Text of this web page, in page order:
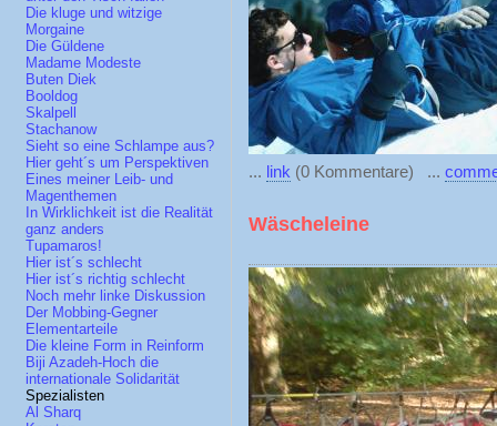
Die kluge und witzige
Morgaine
Die Güldene
Madame Modeste
Buten Diek
Booldog
Skalpell
Stachanow
Sieht so eine Schlampe aus?
Hier geht´s um Perspektiven
Eines meiner Leib- und
Magenthemen
In Wirklichkeit ist die Realität
ganz anders
Tupamaros!
Hier ist´s schlecht
Hier ist´s richtig schlecht
Noch mehr linke Diskussion
Der Mobbing-Gegner
Elementarteile
Die kleine Form in Reinform
Biji Azadeh-Hoch die
internationale Solidarität
Spezialisten
Al Sharq
... link (0 Kommentare) ...
Wäscheleine